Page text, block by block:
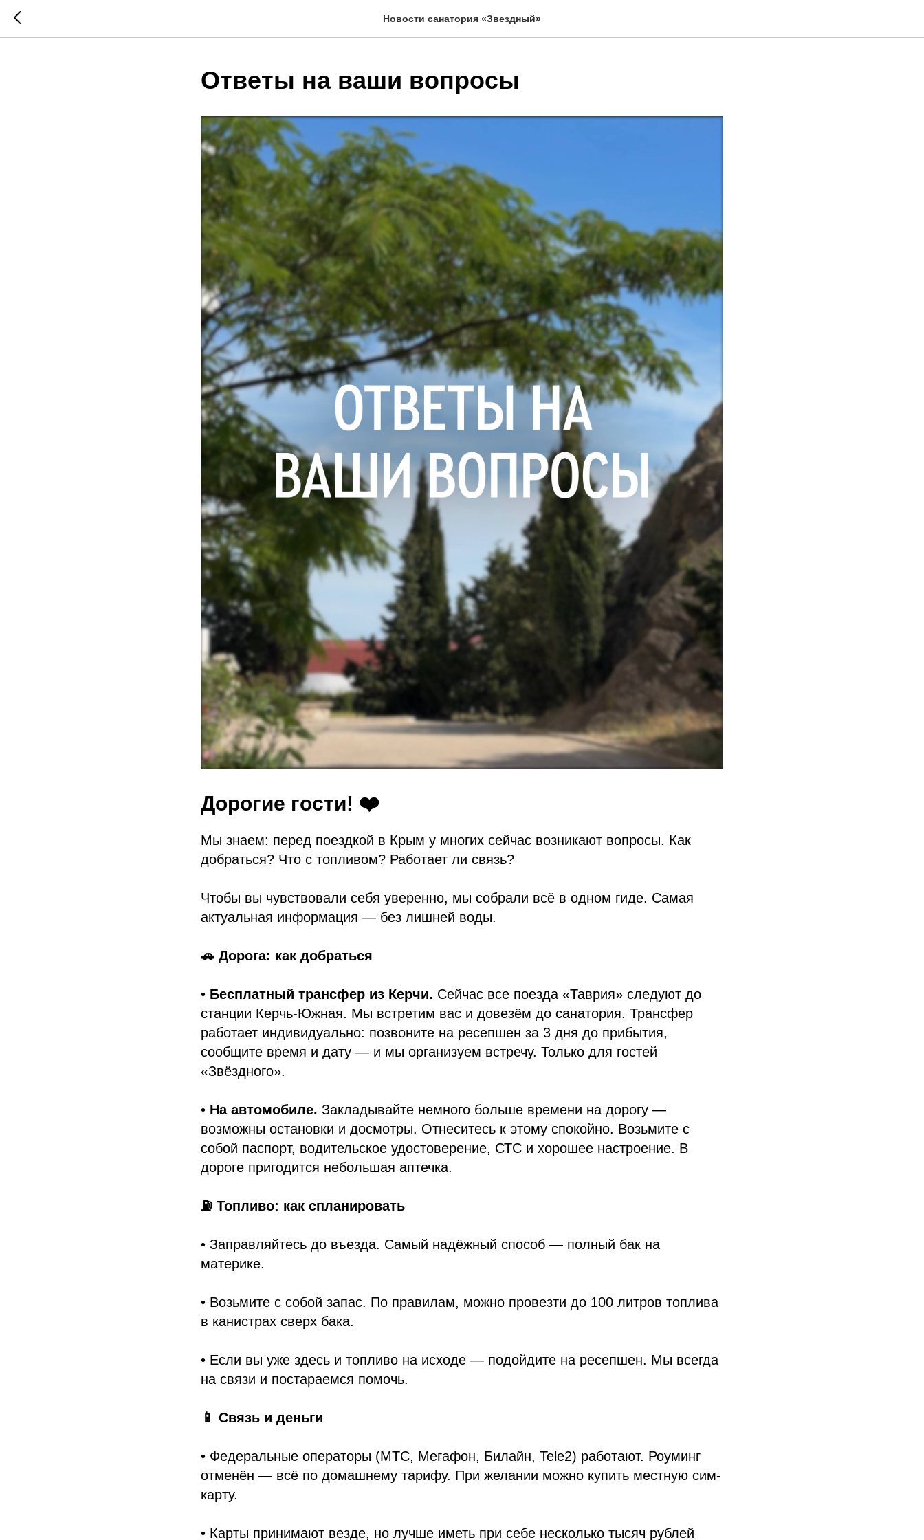
Новости санатория «Звездный»
Ответы на ваши вопросы
Дорогие гости! ❤️
Мы знаем: перед поездкой в Крым у многих сейчас возникают вопросы. Как
добраться? Что с топливом? Работает ли связь?
Чтобы вы чувствовали себя уверенно, мы собрали всё в одном гиде. Самая
актуальная информация — без лишней воды.
🚗 Дорога: как добраться
• Бесплатный трансфер из Керчи. Сейчас все поезда «Таврия» следуют до
станции Керчь-Южная. Мы встретим вас и довезём до санатория. Трансфер
работает индивидуально: позвоните на ресепшен за 3 дня до прибытия,
сообщите время и дату — и мы организуем встречу. Только для гостей
«Звёздного».
• На автомобиле. Закладывайте немного больше времени на дорогу —
возможны остановки и досмотры. Отнеситесь к этому спокойно. Возьмите с
собой паспорт, водительское удостоверение, СТС и хорошее настроение. В
дороге пригодится небольшая аптечка.
⛽ Топливо: как спланировать
• Заправляйтесь до въезда. Самый надёжный способ — полный бак на
материке.
• Возьмите с собой запас. По правилам, можно провезти до 100 литров топлива
в канистрах сверх бака.
• Если вы уже здесь и топливо на исходе — подойдите на ресепшен. Мы всегда
на связи и постараемся помочь.
📱 Связь и деньги
• Федеральные операторы (МТС, Мегафон, Билайн, Tele2) работают. Роуминг
отменён — всё по домашнему тарифу. При желании можно купить местную сим-
карту.
• Карты принимают везде, но лучше иметь при себе несколько тысяч рублей